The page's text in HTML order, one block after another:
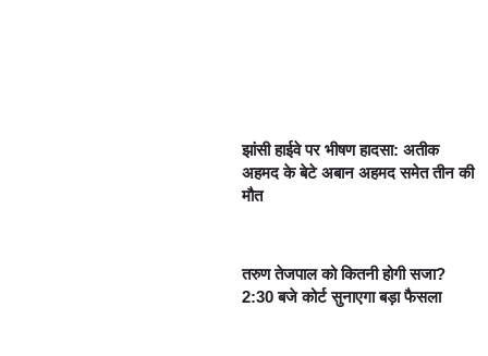
झांसी हाईवे पर भीषण हादसा: अतीक
अहमद के बेटे अबान अहमद समेत तीन की
मौत
तरुण तेजपाल को कितनी होगी सजा?
2:30 बजे कोर्ट सुनाएगा बड़ा फैसला